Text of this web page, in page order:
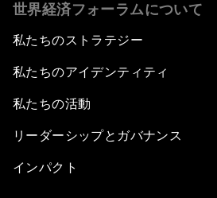
世界経済フォーラムについて
私たちのストラテジー
私たちのアイデンティティ
私たちの活動
リーダーシップとガバナンス
インパクト